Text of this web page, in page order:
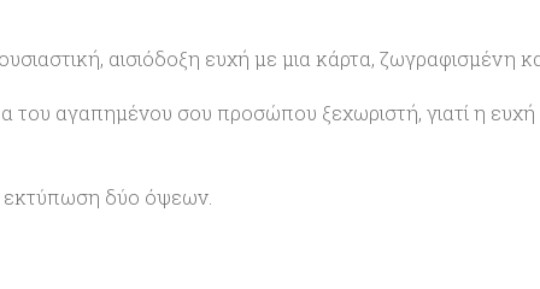
αισιόδοξη ευχή με μια κάρτα, ζωγραφισμένη
αγαπημένου σου προσώπου ξεχωριστή, γιατί η ευχή
εκτύπωση δύο όψεων.